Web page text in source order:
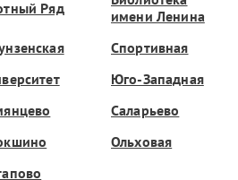
Ряд
имени Ленина
Спортивная
Юго-Западная
Саларьево
Ольховая